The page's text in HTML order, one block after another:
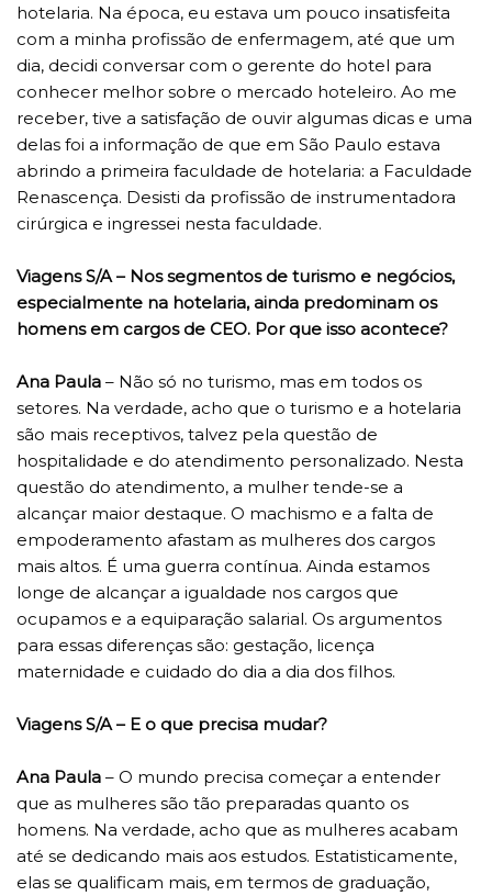
hotelaria. Na época, eu estava um pouco insatisfeita
com a minha profissão de enfermagem, até que um
dia, decidi conversar com o gerente do hotel para
conhecer melhor sobre o mercado hoteleiro. Ao me
receber, tive a satisfação de ouvir algumas dicas e uma
delas foi a informação de que em São Paulo estava
abrindo a primeira faculdade de hotelaria: a Faculdade
Renascença. Desisti da profissão de instrumentadora
cirúrgica e ingressei nesta faculdade.
Viagens S/A – Nos segmentos de turismo e negócios,
especialmente na hotelaria, ainda predominam os
homens em cargos de CEO. Por que isso acontece?
Ana Paula – Não só no turismo, mas em todos os
setores. Na verdade, acho que o turismo e a hotelaria
são mais receptivos, talvez pela questão de
hospitalidade e do atendimento personalizado. Nesta
questão do atendimento, a mulher tende-se a
alcançar maior destaque. O machismo e a falta de
empoderamento afastam as mulheres dos cargos
mais altos. É uma guerra contínua. Ainda estamos
longe de alcançar a igualdade nos cargos que
ocupamos e a equiparação salarial. Os argumentos
para essas diferenças são: gestação, licença
maternidade e cuidado do dia a dia dos filhos.
Viagens S/A – E o que precisa mudar?
Ana Paula – O mundo precisa começar a entender
que as mulheres são tão preparadas quanto os
homens. Na verdade, acho que as mulheres acabam
até se dedicando mais aos estudos. Estatisticamente,
elas se qualificam mais, em termos de graduação,